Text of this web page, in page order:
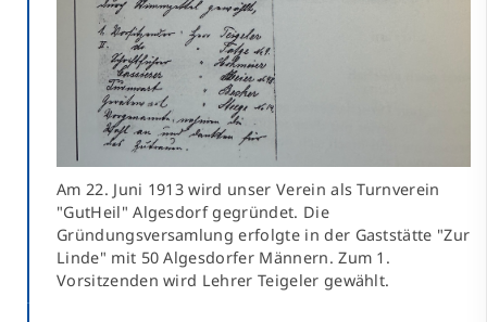
Am 22. Juni 1913 wird unser Verein als Turnverein
"GutHeil" Algesdorf gegründet. Die
Gründungsversamlung erfolgte in der Gaststätte "Zur
Linde" mit 50 Algesdorfer Männern. Zum 1.
Vorsitzenden wird Lehrer Teigeler gewählt.